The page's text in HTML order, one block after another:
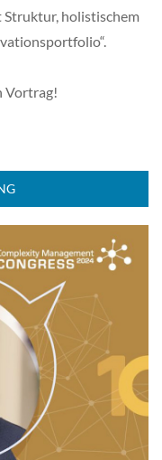
holistischem
Vortrag!